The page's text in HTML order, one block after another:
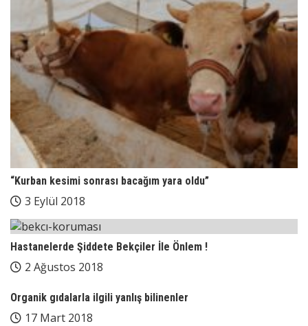
“Kurban kesimi sonrası bacağım yara oldu”
3 Eylül 2018
Hastanelerde Şiddete Bekçiler İle Önlem !
2 Ağustos 2018
Organik gıdalarla ilgili yanlış bilinenler
17 Mart 2018